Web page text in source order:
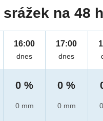
na 48
16:00
dnes
0 %
0 mm
17:00
dnes
0 %
0 mm